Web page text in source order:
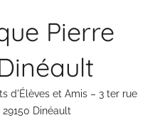
Pierre
d'Élèves et Amis – 3 ter rue
29150 Dinéault